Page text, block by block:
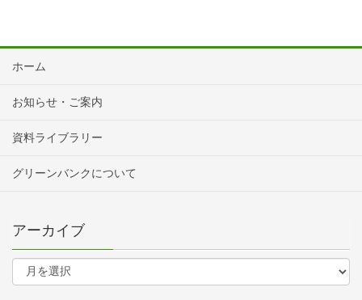
ホーム
お知らせ・ご案内
資料ライブラリー
グリーンバンクについて
アーカイブ